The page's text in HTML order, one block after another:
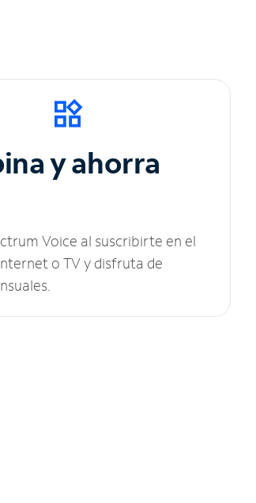
y ahorra
Voice al suscribirte en el
o TV y disfruta de